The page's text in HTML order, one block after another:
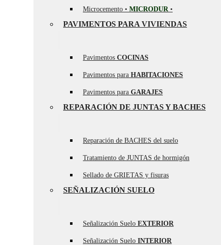
Microcemento • MICRODUR •
PAVIMENTOS PARA VIVIENDAS
Pavimentos COCINAS
Pavimentos para HABITACIONES
Pavimentos para GARAJES
REPARACIÓN DE JUNTAS Y BACHES
Reparación de BACHES del suelo
Tratamiento de JUNTAS de hormigón
Sellado de GRIETAS y fisuras
SEÑALIZACIÓN SUELO
Señalización Suelo EXTERIOR
Señalización Suelo INTERIOR